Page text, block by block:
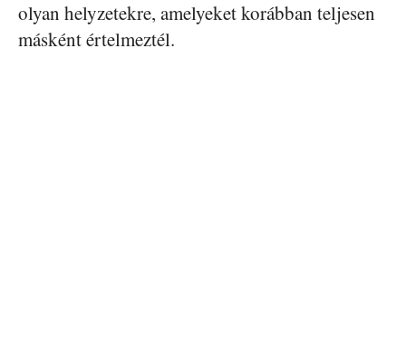
olyan helyzetekre, amelyeket korábban teljesen
másként értelmeztél.